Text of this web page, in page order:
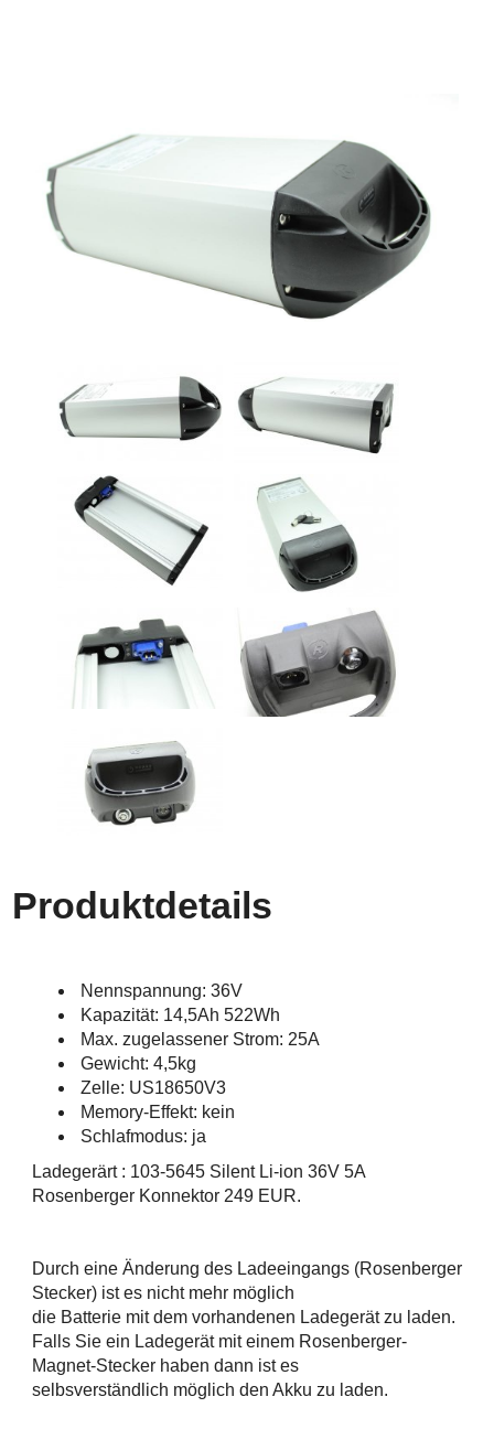
Produktdetails
Nennspannung: 36V
Kapazität: 14,5Ah 522Wh
Max. zugelassener Strom: 25A
Gewicht: 4,5kg
Zelle: US18650V3
Memory-Effekt: kein
Schlafmodus: ja
Ladegerärt : 103-5645 Silent Li-ion 36V 5A
Rosenberger Konnektor 249 EUR.
Durch eine Änderung des Ladeeingangs (Rosenberger
Stecker) ist es nicht mehr möglich
die Batterie mit dem vorhandenen Ladegerät zu laden.
Falls Sie ein Ladegerät mit einem Rosenberger-
Magnet-Stecker haben dann ist es
selbsverständlich möglich den Akku zu laden.